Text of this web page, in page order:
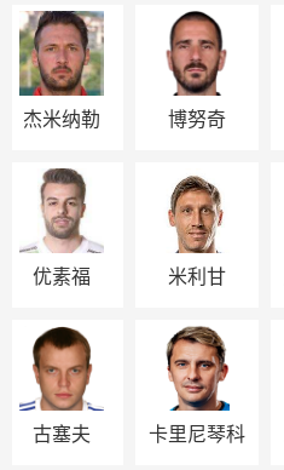
斯
杰米纳勒 博努奇
优素福 米利甘
古塞夫 卡里尼琴科